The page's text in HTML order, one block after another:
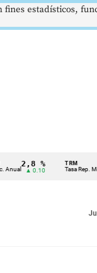
%
▲ 0.10
TRM
Tasa Rep. Moneda
estadísticos,